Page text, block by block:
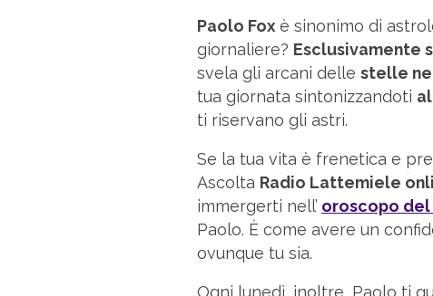
Paolo Fox è sinonimo di
giornaliere? Esclusivamente
svela gli arcani delle stelle
tua giornata sintonizzandoti
ti riservano gli astri.
Se la tua vita è frenetica e
Ascolta Radio Lattemiele
immergerti nell’ oroscopo
Paolo. È come avere un
ovunque tu sia.
Ogni lunedì, inoltre, Paolo ti